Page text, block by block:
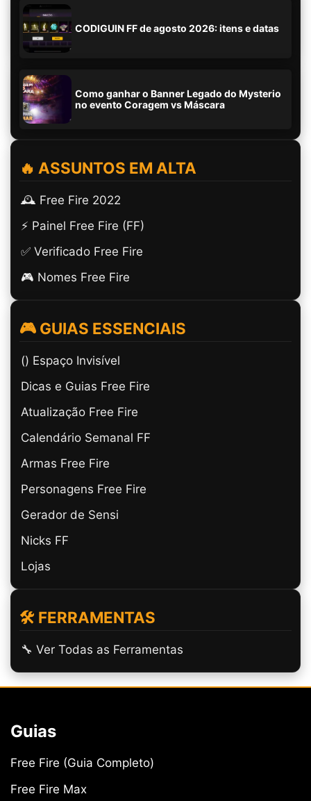
CODIGUIN FF de agosto 2026: itens e datas
Como ganhar o Banner Legado do Mysterio
no evento Coragem vs Máscara
🔥 ASSUNTOS EM ALTA
🕰️ Free Fire 2022
⚡ Painel Free Fire (FF)
✅ Verificado Free Fire
🎮 Nomes Free Fire
🎮 GUIAS ESSENCIAIS
(ㅤ) Espaço Invisível
Dicas e Guias Free Fire
Atualização Free Fire
Calendário Semanal FF
Armas Free Fire
Personagens Free Fire
Gerador de Sensi
Nicks FF
Lojas
🛠️ FERRAMENTAS
🔧 Ver Todas as Ferramentas
Guias
Free Fire (Guia Completo)
Free Fire Max